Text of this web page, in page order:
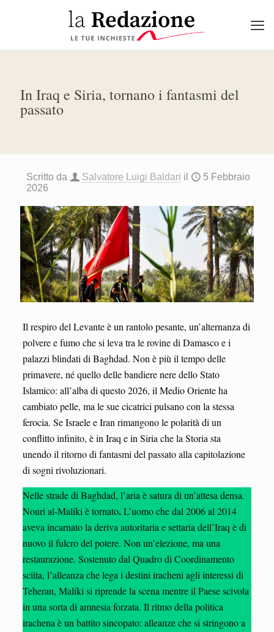
In Iraq e Siria, tornano i fantasmi del
passato
Scritto da Salvatore Luigi Baldari il
5 Febbraio
2026
Il respiro del Levante è un rantolo pesante, un’alternanza di
polvere e fumo che si leva tra le rovine di Damasco e i
palazzi blindati di Baghdad. Non è più il tempo delle
primavere, né quello delle bandiere nere dello Stato
Islamico: all’alba di questo 2026, il Medio Oriente ha
cambiato pelle, ma le sue cicatrici pulsano con la stessa
ferocia. Se Israele e Iran rimangono le polarità di un
conflitto infinito, è in Iraq e in Siria che la Storia sta
unendo il ritorno di fantasmi del passato alla capitolazione
di sogni rivoluzionari.
Nelle strade di Baghdad, l’aria è satura di un’attesa densa.
Nouri al-Maliki è tornato.L’uomo che dal 2006 al 2014
aveva incarnato la deriva autoritaria e settaria dell’Iraq è di
nuovo il fulcro del potere. Non un’elezione, ma una
restaurazione. Sostenuto dal Quadro di Coordinamento
sciita, l’alleanza che lega i destini iracheni agli interessi di
Teheran, Maliki si riprende la scena mentre il Paese scivola
in una sorta di amnesia forzata. Il ritmo della politica
irachena è un battito sincopato: alleanze che si stringono a